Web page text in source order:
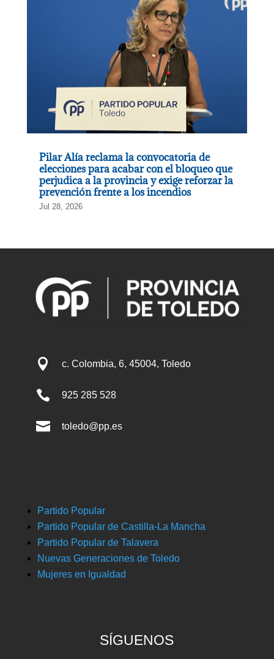
Pilar Alía reclama la convocatoria de
elecciones para acabar con el bloqueo que
perjudica a la provincia y exige reforzar la
prevención frente a los incendios
Jul 28, 2026
 c. Colombia, 6, 45004, Toledo
 925 285 528
 toledo@pp.es
Partido Popular
Partido Popular de Castilla-La Mancha
Partido Popular de Talavera
Nuevas Generaciones de Toledo
Mujeres en Igualdad
SÍGUENOS